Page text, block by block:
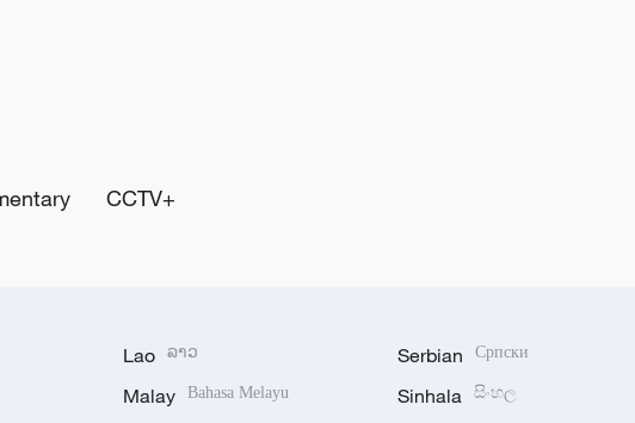
CCTV+
Lao ລາວ
Malay Bahasa Melayu
Serbian Српски
Sinhala සිංහල